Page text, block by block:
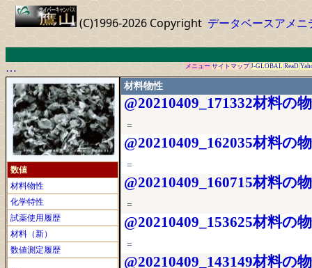
(C)1996-2026 Copyright データベースアメニ
… メニュー サイトマップ J-GLOBAL ReaD
数値
材料物性
化学特性
試薬使用履歴
材料（新）
数値測定履歴
…
材料物性
@20210409_171332材料の
=
@20210409_162035材料の
=
@20210409_160715材料の
=
@20210409_153625材料の
=
@20210409_143149材料の